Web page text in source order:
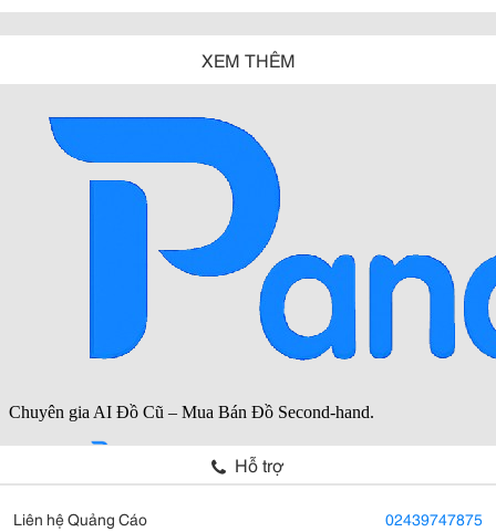
XEM THÊM
Hỗ trợ
Liên hệ Quảng Cáo 02439747875